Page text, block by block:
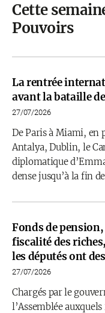
Cette
Pouvoirs
La rentrée
avant la bataille
27/07/2026
De Paris à Miami, en
Antalya, Dublin, le
diplomatique
dense jusqu’à la fin
Fonds de
fiscalité des
les députés ont
27/07/2026
Chargés par le
l’Assemblée